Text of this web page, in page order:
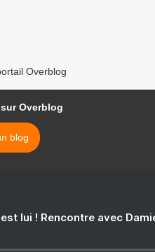
Overblog
Overblog
blog
lui ! Rencontre avec